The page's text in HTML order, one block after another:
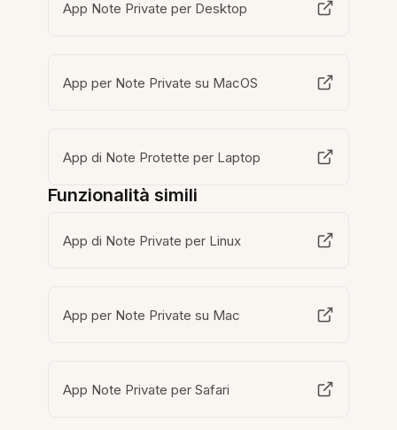
App Note Private per Desktop
App per Note Private su MacOS
App di Note Protette per Laptop
Funzionalità simili
App di Note Private per Linux
App per Note Private su Mac
App Note Private per Safari